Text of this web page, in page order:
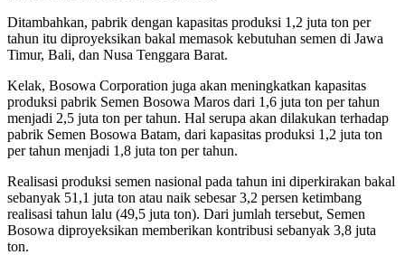
Ditambahkan, pabrik dengan kapasitas produksi 1,2 juta ton per
tahun itu diproyeksikan bakal memasok kebutuhan semen di Jawa
Timur, Bali, dan Nusa Tenggara Barat.
Kelak, Bosowa Corporation juga akan meningkatkan kapasitas
produksi pabrik Semen Bosowa Maros dari 1,6 juta ton per tahun
menjadi 2,5 juta ton per tahun. Hal serupa akan dilakukan terhadap
pabrik Semen Bosowa Batam, dari kapasitas produksi 1,2 juta ton
per tahun menjadi 1,8 juta ton per tahun.
Realisasi produksi semen nasional pada tahun ini diperkirakan bakal
sebanyak 51,1 juta ton atau naik sebesar 3,2 persen ketimbang
realisasi tahun lalu (49,5 juta ton). Dari jumlah tersebut, Semen
Bosowa diproyeksikan memberikan kontribusi sebanyak 3,8 juta
ton.